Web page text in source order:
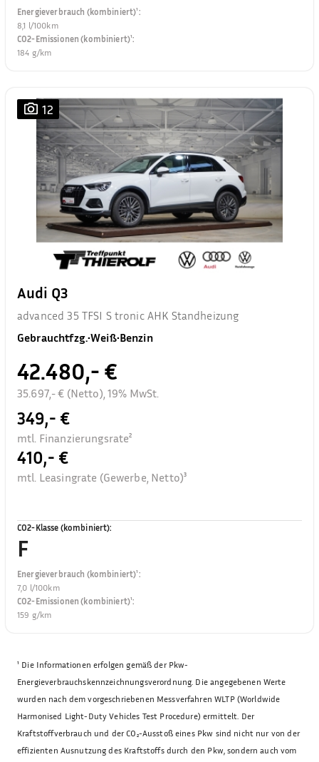
Energieverbrauch (kombiniert)¹:
8,1 l/100km
CO2-Emissionen (kombiniert)¹:
184 g/km
12
Audi Q3
advanced 35 TFSI S tronic AHK Standheizung
Gebrauchtfzg.•Weiß•Benzin
42.480,- €
35.697,- € (Netto), 19% MwSt.
349,- €
mtl. Finanzierungsrate²
410,- €
mtl. Leasingrate (Gewerbe, Netto)³
CO2-Klasse (kombiniert):
F
Energieverbrauch (kombiniert)¹:
7,0 l/100km
CO2-Emissionen (kombiniert)¹:
159 g/km
¹ Die Informationen erfolgen gemäß der Pkw-
Energieverbrauchskennzeichnungsverordnung. Die angegebenen Werte
wurden nach dem vorgeschriebenen Messverfahren WLTP (Worldwide
Harmonised Light-Duty Vehicles Test Procedure) ermittelt. Der
Kraftstoffverbrauch und der CO₂-Ausstoß eines Pkw sind nicht nur von der
effizienten Ausnutzung des Kraftstoffs durch den Pkw, sondern auch vom